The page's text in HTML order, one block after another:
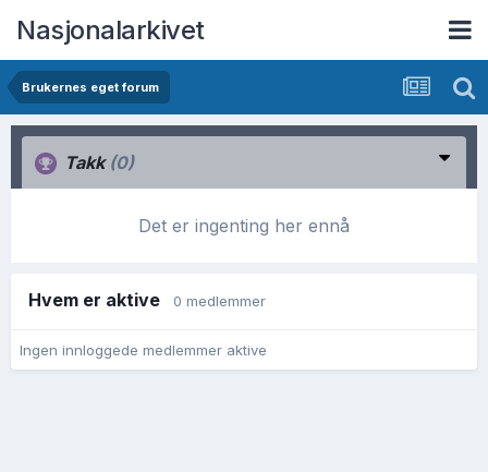
Nasjonalarkivet
Brukernes eget forum
Takk (0)
Det er ingenting her ennå
Hvem er aktive 0 medlemmer
Ingen innloggede medlemmer aktive